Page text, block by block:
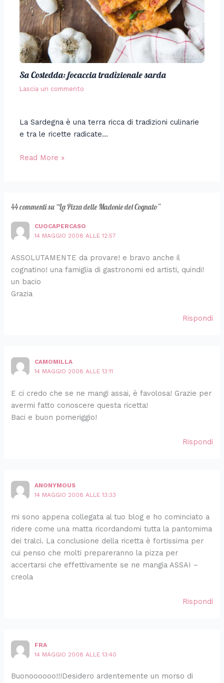
Sa Costedda: focaccia tradizionale sarda
Lascia un commento
La Sardegna è una terra ricca di tradizioni culinarie
e tra le ricette radicate…
Read More »
44 commenti su “La Pizza delle Madonie del Cognato”
CUOCAPERCASO
14 MAGGIO 2008 ALLE 12:57
ASSOLUTAMENTE da provare! e bravo anche il
cognatino! una famiglia di gastronomi ed artisti, quindi!
un bacio
Grazia
Rispondi
CAMOMILLA
14 MAGGIO 2008 ALLE 13:11
E ci credo che se ne mangi assai, è favolosa! Grazie per
avermi fatto conoscere questa ricetta!
Baci e buon pomeriggio!
Rispondi
ANONYMOUS
14 MAGGIO 2008 ALLE 13:33
mi sono appena collegata al tuo blog e ho cominciato a
ridere come una matta ricordandomi tutta la pantomima
dei tralci. La conclusione della ricetta è fortissima per
cui penso che molti prepareranno la pizza per
accertarsi che effettivamente se ne mangia ASSAI –
creola
Rispondi
FRA
14 MAGGIO 2008 ALLE 13:40
Buonoooooo!!!Desidero ardentemente un morso di